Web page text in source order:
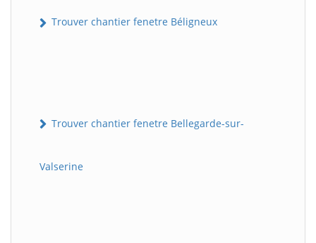
Trouver chantier fenetre Béligneux
Trouver chantier fenetre Bellegarde-sur-
Valserine